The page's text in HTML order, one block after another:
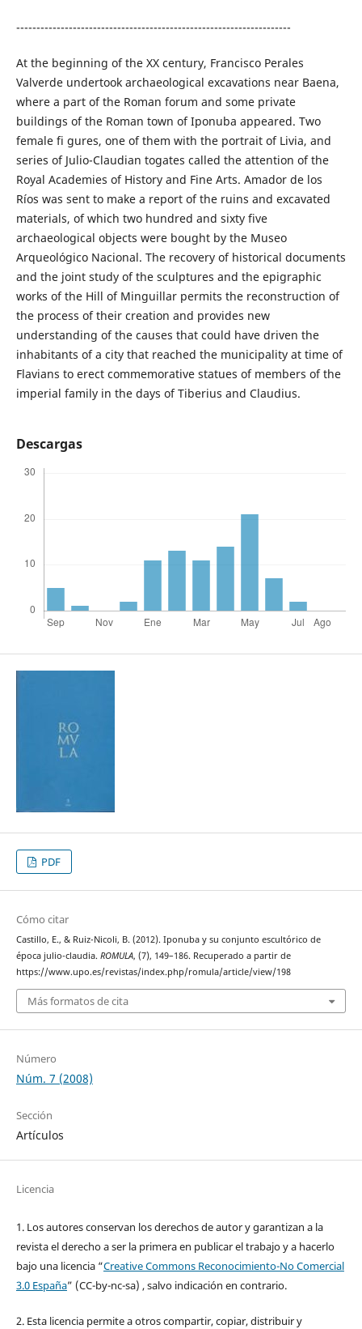
--------------------------------------------------------------------
At the beginning of the XX century, Francisco Perales
Valverde undertook archaeological excavations near Baena,
where a part of the Roman forum and some private
buildings of the Roman town of Iponuba appeared. Two
female fi gures, one of them with the portrait of Livia, and
series of Julio-Claudian togates called the attention of the
Royal Academies of History and Fine Arts. Amador de los
Ríos was sent to make a report of the ruins and excavated
materials, of which two hundred and sixty five
archaeological objects were bought by the Museo
Arqueológico Nacional. The recovery of historical documents
and the joint study of the sculptures and the epigraphic
works of the Hill of Minguillar permits the reconstruction of
the process of their creation and provides new
understanding of the causes that could have driven the
inhabitants of a city that reached the municipality at time of
Flavians to erect commemorative statues of members of the
imperial family in the days of Tiberius and Claudius.
Descargas
PDF
Cómo citar
Castillo, E., & Ruiz-Nicoli, B. (2012). Iponuba y su conjunto escultórico de
época julio-claudia. ROMULA, (7), 149–186. Recuperado a partir de
https://www.upo.es/revistas/index.php/romula/article/view/198
Más formatos de cita
Número
Núm. 7 (2008)
Sección
Artículos
Licencia
1. Los autores conservan los derechos de autor y garantizan a la
revista el derecho a ser la primera en publicar el trabajo y a hacerlo
bajo una licencia “Creative Commons Reconocimiento-No Comercial
3.0 España” (CC-by-nc-sa) , salvo indicación en contrario.
2. Esta licencia permite a otros compartir, copiar, distribuir y